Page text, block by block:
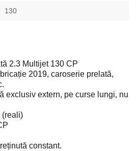
130
2.3 Multijet 130 CP
2019, caroserie prelată,
exclusiv extern, pe curse lungi, nu
(reali)
constant.